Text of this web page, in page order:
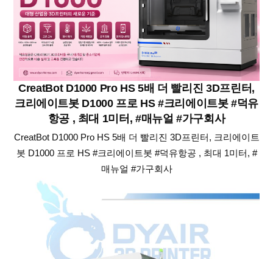
CreatBot D1000 Pro HS 5배 더 빨리진 3D프린터,
크리에이트봇 D1000 프로 HS #크리에이트봇 #덕유
항공 , 최대 1미터, #매뉴얼 #가구회사
CreatBot D1000 Pro HS 5배 더 빨리진 3D프린터, 크리에이트
봇 D1000 프로 HS #크리에이트봇 #덕유항공 , 최대 1미터, #
매뉴얼 #가구회사